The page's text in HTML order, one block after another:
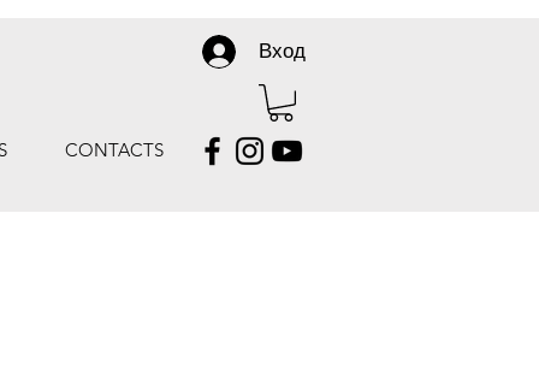
Вход
CONTACTS